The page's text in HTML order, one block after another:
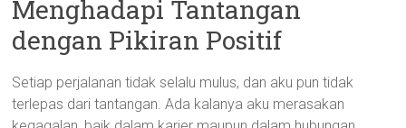
Menghadapi Tantangan
dengan Pikiran Positif
Setiap perjalanan tidak selalu mulus, dan aku pun tidak
terlepas dari tantangan. Ada kalanya aku merasakan